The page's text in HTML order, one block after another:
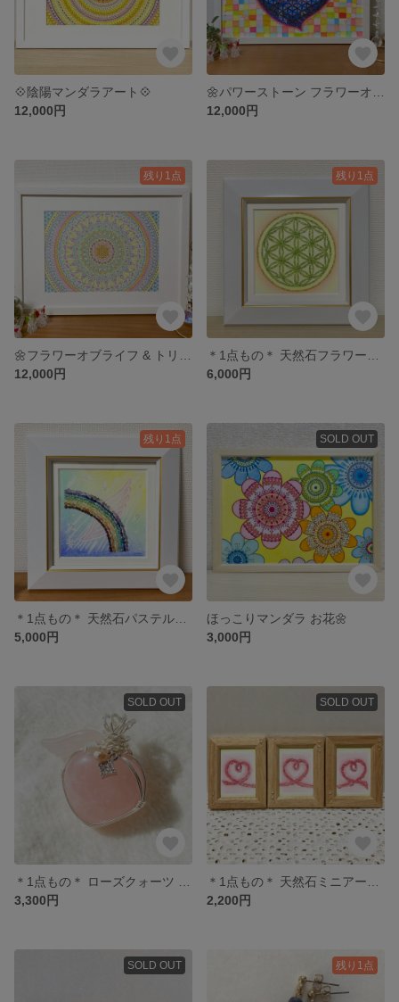
💠陰陽マンダラアート💠
12,000円
12,000円
残り1点
12,000円
残り1点
6,000円
残り1点
5,000円
SOLD OUT
ほっこりマンダラ お花🌼
3,000円
SOLD OUT
3,300円
SOLD OUT
2,200円
SOLD OUT 残り1点